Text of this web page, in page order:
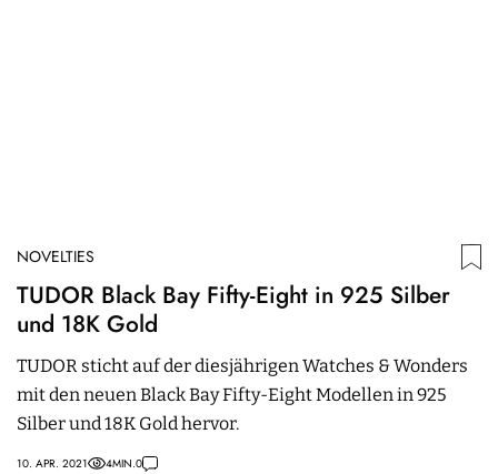
NOVELTIES
TUDOR Black Bay Fifty-Eight in 925 Silber
und 18K Gold
TUDOR sticht auf der diesjährigen Watches & Wonders
mit den neuen Black Bay Fifty-Eight Modellen in 925
Silber und 18K Gold hervor.
10. APR. 2021 4MIN.0